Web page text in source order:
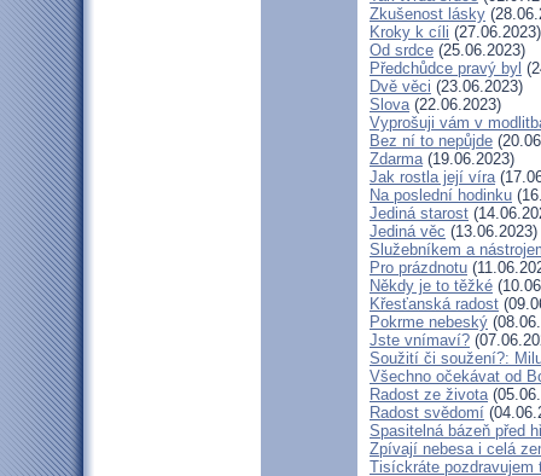
Zkušenost lásky
Kroky k cíli (27.06.2023)
Od srdce (25.06.2023)
Předchůdce pravý byl
Dvě věci (23.06.2023)
Slova(22.06.2023)
Vyprošuji vám v
Bez ní to nepůjde
Zdarma(19.06.2023)
Jak rostla její víra
Na poslední hodinku
Jediná starost
Jediná věc (13.06.2023)
Služebníkem a
Pro prázdnotu
Někdy je to těžké
Křesťanská radost
Pokrme nebeský
Jste vnímaví?
Soužití či soužení?:
Všechno očekávat od
Radost ze života
Radost svědomí
Spasitelná bázeň před
Zpívají nebesa i celá
Tisíckráte pozdravujem